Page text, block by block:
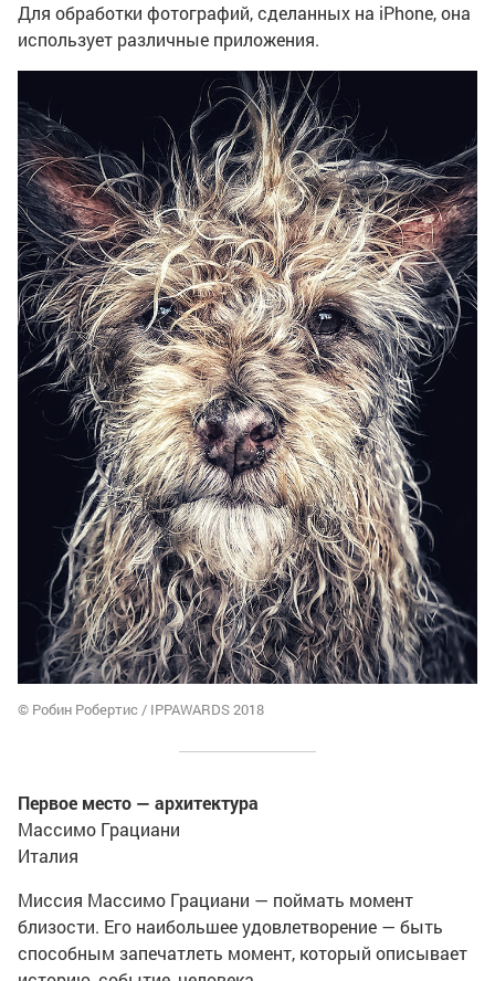
Для обработки фотографий, сделанных на iPhone, она
использует различные приложения.
© Робин Робертис / IPPAWARDS 2018
Первое место — архитектура
Массимо Грациани
Италия
Миссия Массимо Грациани — поймать момент
близости. Его наибольшее удовлетворение — быть
способным запечатлеть момент, который описывает